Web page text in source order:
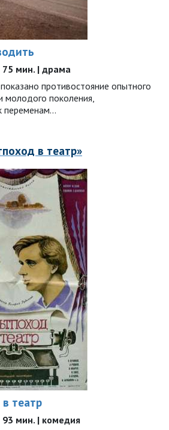
75 мин. | драма
противостояние опытного
молодого поколения,
переменам…
в театр»
театр
93 мин. | комедия